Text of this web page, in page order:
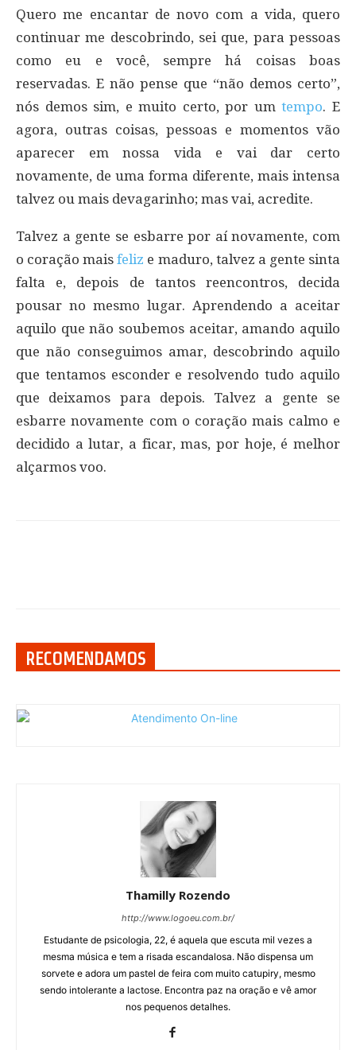
Quero me encantar de novo com a vida, quero
continuar me descobrindo, sei que, para pessoas
como eu e você, sempre há coisas boas
reservadas. E não pense que “não demos certo”,
nós demos sim, e muito certo, por umtempo. E
agora, outras coisas, pessoas e momentos vão
aparecer em nossa vida e vai dar certo
novamente, de uma forma diferente, mais intensa
talvez ou mais devagarinho; mas vai, acredite.
Talvez a gente se esbarre por aí novamente, com
o coração maisfeliz e maduro, talvez a gente sinta
falta e, depois de tantos reencontros, decida
pousar no mesmo lugar. Aprendendo a aceitar
aquilo que não soubemos aceitar, amando aquilo
que não conseguimos amar, descobrindo aquilo
que tentamos esconder e resolvendo tudo aquilo
que deixamos para depois. Talvez a gente se
esbarre novamente com o coração mais calmo e
decidido a lutar, a ficar, mas, por hoje, é melhor
alçarmos voo.
RECOMENDAMOS
Thamilly Rozendo
http://www.logoeu.com.br/
Estudante de psicologia, 22, é aquela que escuta mil vezes a
mesma música e tem a risada escandalosa. Não dispensa um
sorvete e adora um pastel de feira com muito catupiry, mesmo
sendo intolerante a lactose. Encontra paz na oração e vê amor
nos pequenos detalhes.